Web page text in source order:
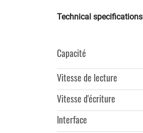
Technical specifications
Capacité
Vitesse de lecture
Vitesse d'écriture
Interface